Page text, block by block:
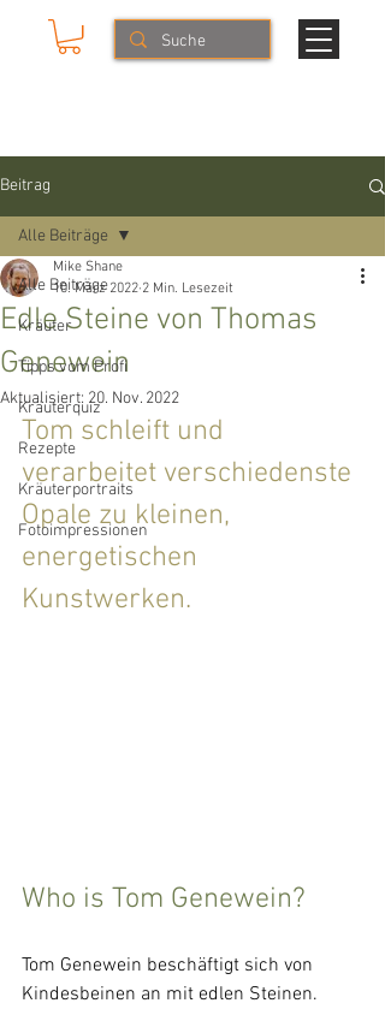
Beitrag
Alle Beiträge
Kräuter
Tipps vom Profi
Kräuterquiz
Rezepte
Kräuterportraits
Fotoimpressionen
Alle Beiträge
Edle Steine von Thomas
Genewein
Mike Shane
10. März 2022 2 Min. Lesezeit
Aktualisiert: 20. Nov. 2022
Tom schleift und
verarbeitet verschiedenste
Opale zu kleinen,
energetischen
Kunstwerken.
Who is Tom Genewein?
Tom Genewein beschäftigt sich von
Kindesbeinen an mit edlen Steinen.